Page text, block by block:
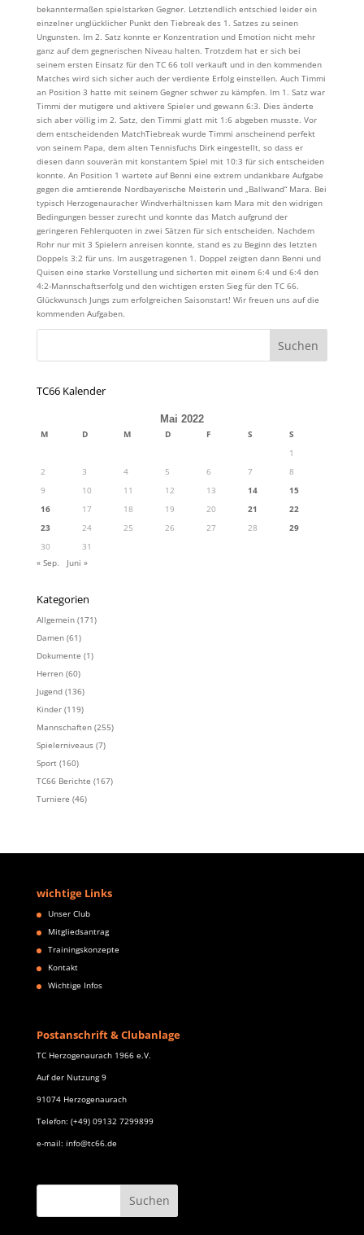
bekanntermaßen spielstarken Gegner. Letztendlich entschied leider ein
einzelner unglücklicher Punkt den Tiebreak des 1. Satzes zu seinen
Ungunsten. Im 2. Satz konnte er Konzentration und Emotion nicht mehr
ganz auf dem gegnerischen Niveau halten. Trotzdem hat er sich bei
seinem ersten Einsatz für den TC 66 toll verkauft und in den kommenden
Matches wird sich sicher auch der verdiente Erfolg einstellen. Auch Timmi
an Position 3 hatte mit seinem Gegner schwer zu kämpfen. Im 1. Satz war
Timmi der mutigere und aktivere Spieler und gewann 6:3. Dies änderte
sich aber völlig im 2. Satz, den Timmi glatt mit 1:6 abgeben musste. Vor
dem entscheidenden MatchTiebreak wurde Timmi anscheinend perfekt
von seinem Papa, dem alten Tennisfuchs Dirk eingestellt, so dass er
diesen dann souverän mit konstantem Spiel mit 10:3 für sich entscheiden
konnte. An Position 1 wartete auf Benni eine extrem undankbare Aufgabe
gegen die amtierende Nordbayerische Meisterin und „Ballwand“ Mara. Bei
typisch Herzogenauracher Windverhältnissen kam Mara mit den widrigen
Bedingungen besser zurecht und konnte das Match aufgrund der
geringeren Fehlerquoten in zwei Sätzen für sich entscheiden. Nachdem
Rohr nur mit 3 Spielern anreisen konnte, stand es zu Beginn des letzten
Doppels 3:2 für uns. Im ausgetragenen 1. Doppel zeigten dann Benni und
Quisen eine starke Vorstellung und sicherten mit einem 6:4 und 6:4 den
4:2-Mannschaftserfolg und den wichtigen ersten Sieg für den TC 66.
Glückwunsch Jungs zum erfolgreichen Saisonstart! Wir freuen uns auf die
kommenden Aufgaben.
TC66 Kalender
Mai 2022
M D M D F S
S
1
2
3 4 5 6 7
8
9
10 11 12 13 14
15
16
17 18 19 20 21
22
23
24 25 26 27 28
29
30
31
« Sep.
Juni »
Kategorien
Allgemein(171)
Damen(61)
Dokumente (1)
Herren(60)
Jugend(136)
Kinder(119)
Mannschaften(255)
Spielerniveaus(7)
Sport(160)
TC66 Berichte (167)
Turniere (46)
wichtige Links
Unser Club
Mitgliedsantrag
Trainingskonzepte
Kontakt
Wichtige Infos
Postanschrift & Clubanlage
TC Herzogenaurach 1966 e.V.
Auf der Nutzung 9
91074 Herzogenaurach
Telefon: (+49) 09132 7299899
e-mail: info@tc66.de